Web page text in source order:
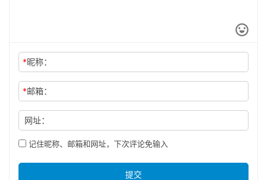
*昵称：
*邮箱：
网址：
记住昵称、邮箱和网址，下次评论免输入
提交